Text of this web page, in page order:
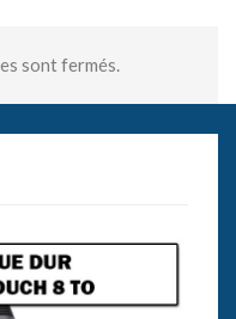
sont fermés.